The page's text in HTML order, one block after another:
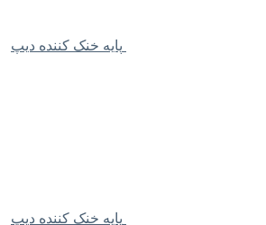
پایه خنک کننده دیپ
پایه خنک کننده دیپ